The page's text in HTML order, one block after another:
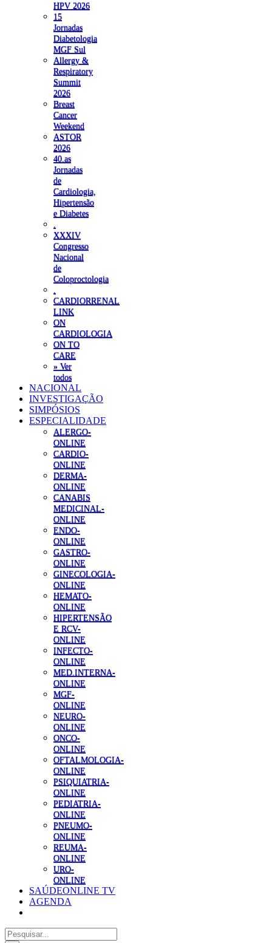
HPV 2026
15
Jornadas
Diabetologia
MGF Sul
Allergy &
Respiratory
Summit
2026
Breast
Cancer
Weekend
ASTOR
2026
40.as
Jornadas
de
Cardiologia,
Hipertensão
e Diabetes
XXXIV
Congresso
Nacional
de
Coloproctologia
CARDIORRENAL
LINK
ON
CARDIOLOGIA
ON TO
CARE
» Ver
todos
NACIONAL
INVESTIGAÇÃO
SIMPÓSIOS
ESPECIALIDADE
ALERGO-
ONLINE
CARDIO-
ONLINE
DERMA-
ONLINE
CANABIS
MEDICINAL-
ONLINE
ENDO-
ONLINE
GASTRO-
ONLINE
GINECOLOGIA-
ONLINE
HEMATO-
ONLINE
HIPERTENSÃO
E RCV-
ONLINE
INFECTO-
ONLINE
MED.INTERNA-
ONLINE
MGF-
ONLINE
NEURO-
ONLINE
ONCO-
ONLINE
OFTALMOLOGIA-
ONLINE
PSIQUIATRIA-
ONLINE
PEDIATRIA-
ONLINE
PNEUMO-
ONLINE
REUMA-
ONLINE
URO-
ONLINE
SAÚDEONLINE TV
AGENDA
Pesquisar